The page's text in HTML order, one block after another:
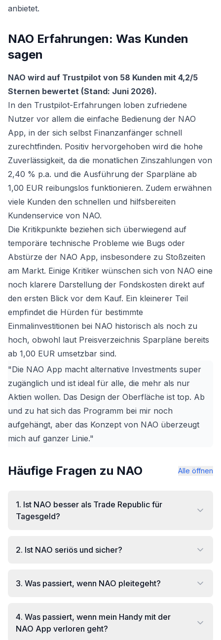
anbietet.
NAO Erfahrungen: Was Kunden
sagen
NAO wird auf Trustpilot von 58 Kunden mit 4,2/5
Sternen bewertet (Stand: Juni 2026).
In den Trustpilot-Erfahrungen loben zufriedene
Nutzer vor allem die einfache Bedienung der NAO
App, in der sich selbst Finanzanfänger schnell
zurechtfinden. Positiv hervorgehoben wird die hohe
Zuverlässigkeit, da die monatlichen Zinszahlungen von
2,40 % p.a. und die Ausführung der Sparpläne ab
1,00 EUR reibungslos funktionieren. Zudem erwähnen
viele Kunden den schnellen und hilfsbereiten
Kundenservice von NAO.
Die Kritikpunkte beziehen sich überwiegend auf
temporäre technische Probleme wie Bugs oder
Abstürze der NAO App, insbesondere zu Stoßzeiten
am Markt. Einige Kritiker wünschen sich von NAO eine
noch klarere Darstellung der Fondskosten direkt auf
den ersten Blick vor dem Kauf. Ein kleinerer Teil
empfindet die Hürden für bestimmte
Einmalinvestitionen bei NAO historisch als noch zu
hoch, obwohl laut Preisverzeichnis Sparpläne bereits
ab 1,00 EUR umsetzbar sind.
"Die NAO App macht alternative Investments super
zugänglich und ist ideal für alle, die mehr als nur
Aktien wollen. Das Design der Oberfläche ist top. Ab
und zu hat sich das Programm bei mir noch
aufgehängt, aber das Konzept von NAO überzeugt
mich auf ganzer Linie."
Häufige Fragen zu NAO Alle öffnen
1. Ist NAO besser als Trade Republic für
Tagesgeld?
2. Ist NAO seriös und sicher?
3. Was passiert, wenn NAO pleitegeht?
4. Was passiert, wenn mein Handy mit der
NAO App verloren geht?